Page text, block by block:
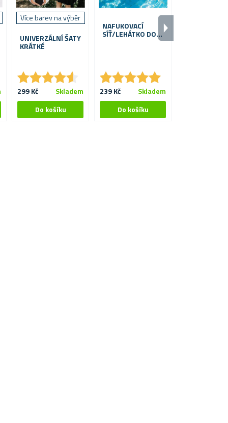
Více barev na výběr
UNIVERZÁLNÍ ŠATY
KRÁTKÉ
★★★★★
★★★★★
299 Kč Skladem
NAFUKOVACÍ
SÍŤ/LEHÁTKO DO
★★★★★
★★★★★
239 Kč Skladem